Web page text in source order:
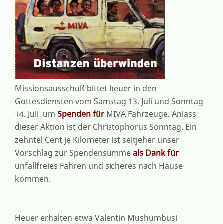
Missionsausschuß bittet heuer in den
Gottesdiensten vom Samstag 13. Juli und Sonntag
14. Juli um Spenden für MIVA Fahrzeuge. Anlass
dieser Aktion ist der Christophorus Sonntag. Ein
zehntel Cent je Kilometer ist seitjeher unser
Vorschlag zur Spendensummeals Dank für
unfallfreies Fahren und sicheres nach Hause
kommen.
Heuer erhalten etwa Valentin Mushumbusi